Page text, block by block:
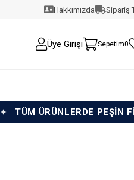
Hakkımızda Sipariş
Üye Girişi Sepetim0
TÜM ÜRÜNLERDE PEŞİN